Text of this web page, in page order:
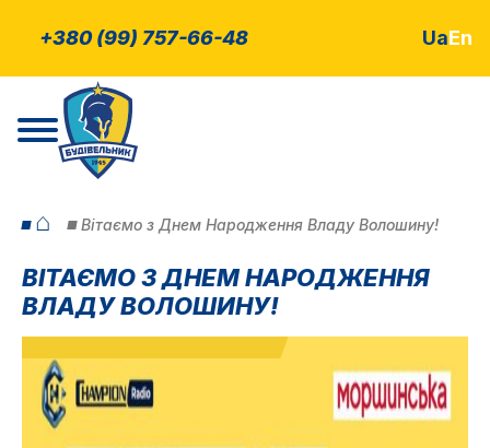
+380 (99) 757-66-48 UaEn
⌂ Вітаємо з Днем Народження Владу Волошину!
ВІТАЄМО З ДНЕМ НАРОДЖЕННЯ
ВЛАДУ ВОЛОШИНУ!